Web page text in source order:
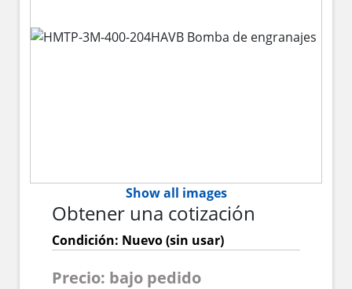
Show all images
Obtener una cotización
Condición: Nuevo (sin usar)
Precio: bajo pedido